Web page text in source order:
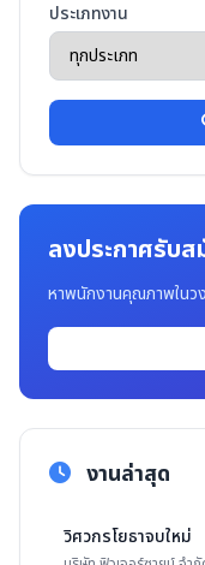
ประเภทงาน
ลงประกาศรับส
หาพนักงานคุณภาพในว
งานล่าสุด
วิศวกรโยธาจบใหม่